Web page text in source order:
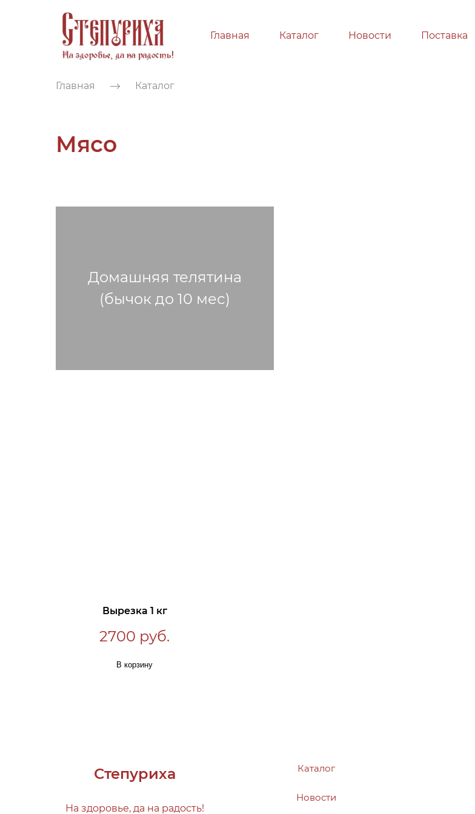
Главная Каталог Новости Поставка
Главная Каталог
Мясо
Домашняя телятина
(бычок до 10 мес)
Вырезка 1 кг
2700 руб.
В корзину
Степуриха
На здоровье, да на радость!
Каталог
Новости